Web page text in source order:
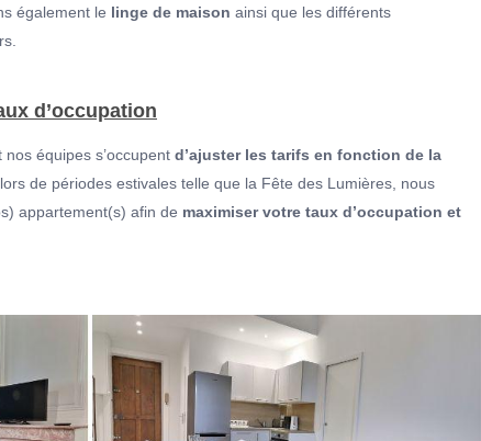
également le linge de maison ainsi que les différents
d’occupation
équipes s’occupent d’ajuster les tarifs en fonction de la
de périodes estivales telle que la Fête des Lumières, nous
appartement(s) afin de maximiser votre taux d’occupation et